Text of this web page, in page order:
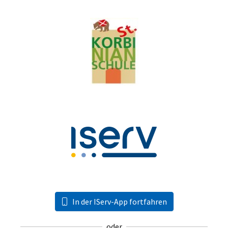
In der IServ-App fortfahren